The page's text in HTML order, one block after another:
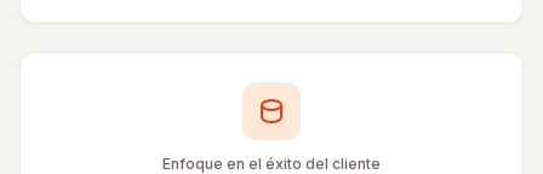
Enfoque en el éxito del cliente